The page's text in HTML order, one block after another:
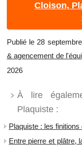
Cloison,
Publié le 28
& agencement de
2026
À lire
Plaquiste :
Plaquiste : les
Entre pierre et plâtre,